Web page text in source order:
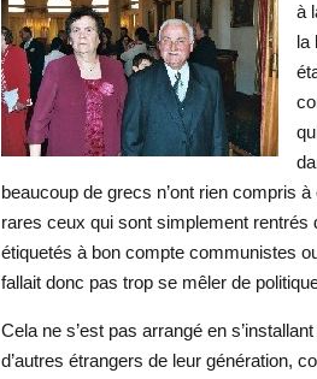
à
la
beaucoup de grecs n’ont rien compris
rares ceux qui sont simplement
étiquetés à bon compte communistes
fallait donc pas trop se mêler de
Cela ne s’est pas arrangé en
d’autres étrangers de leur génération,